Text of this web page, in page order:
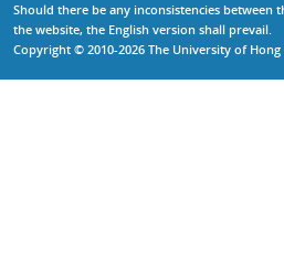
Should there be any inconsistencies between
the website, the English version shall prevail.
Copyright © 2010-2026 The University of